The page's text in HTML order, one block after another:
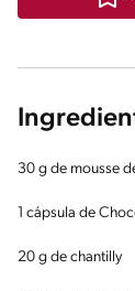
30 g de mousse
1 cápsula de
20 g de chantilly